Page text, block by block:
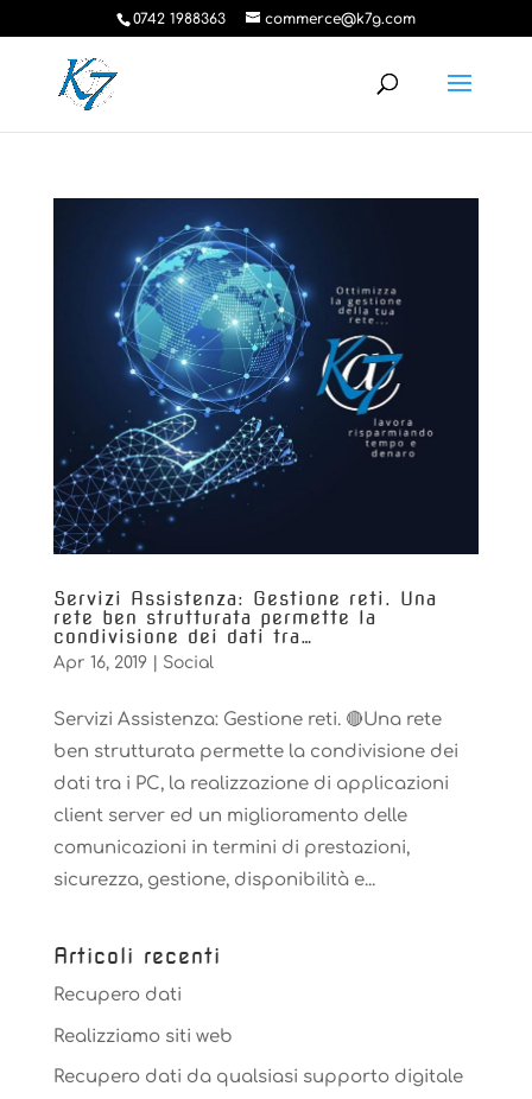
0742 1988363 commerce@k7g.com
Servizi Assistenza: Gestione reti. Una
rete ben strutturata permette la
condivisione dei dati tra…
Apr 16, 2019| Social
Servizi Assistenza: Gestione reti. 🔴Una rete
ben strutturata permette la condivisione dei
dati tra i PC, la realizzazione di applicazioni
client server ed un miglioramento delle
comunicazioni in termini di prestazioni,
sicurezza, gestione, disponibilità e...
Articoli recenti
Recupero dati
Realizziamo siti web
Recupero dati da qualsiasi supporto digitale